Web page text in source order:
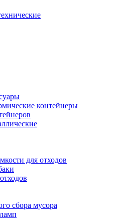
контейнеры
для отходов
сбора мусора